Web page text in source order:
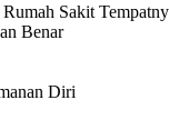
Sakit
Benar
Diri